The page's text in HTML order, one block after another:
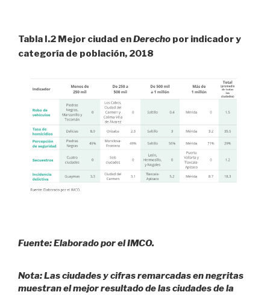
Tabla I.2 Mejor ciudad enDerecho por indicador y
categoría de población, 2018
Fuente: Elaborado por el IMCO.
Nota: Las ciudades y cifras remarcadas en negritas
muestran el mejor resultado de las ciudades de la